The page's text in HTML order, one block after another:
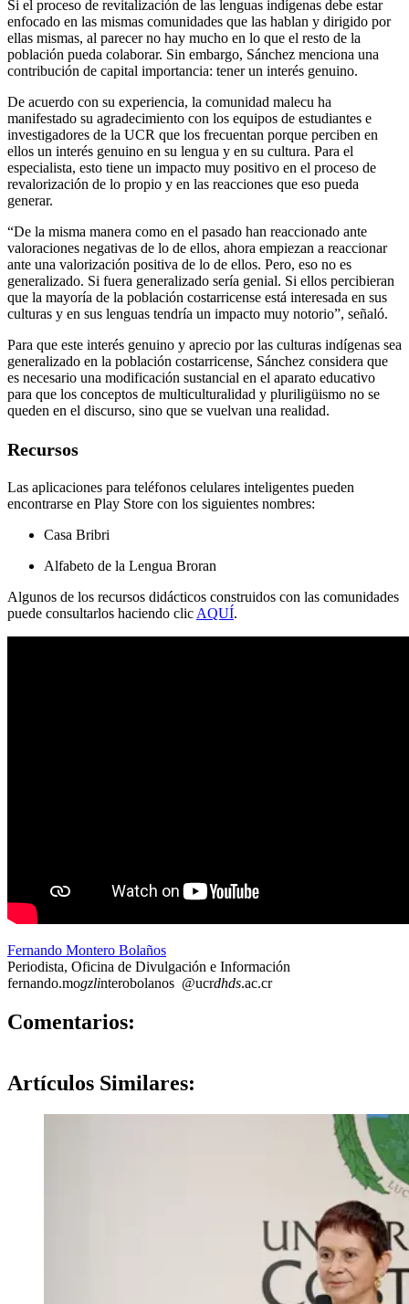
Si el proceso de revitalización de las lenguas indígenas debe estar
enfocado en las mismas comunidades que las hablan y dirigido por
ellas mismas, al parecer no hay mucho en lo que el resto de la
población pueda colaborar. Sin embargo, Sánchez menciona una
contribución de capital importancia: tener un interés genuino.
De acuerdo con su experiencia, la comunidad malecu ha
manifestado su agradecimiento con los equipos de estudiantes e
investigadores de la UCR que los frecuentan porque perciben en
ellos un interés genuino en su lengua y en su cultura. Para el
especialista, esto tiene un impacto muy positivo en el proceso de
revalorización de lo propio y en las reacciones que eso pueda
generar.
“De la misma manera como en el pasado han reaccionado ante
valoraciones negativas de lo de ellos, ahora empiezan a reaccionar
ante una valorización positiva de lo de ellos. Pero, eso no es
generalizado. Si fuera generalizado sería genial. Si ellos percibieran
que la mayoría de la población costarricense está interesada en sus
culturas y en sus lenguas tendría un impacto muy notorio”, señaló.
Para que este interés genuino y aprecio por las culturas indígenas sea
generalizado en la población costarricense, Sánchez considera que
es necesario una modificación sustancial en el aparato educativo
para que los conceptos de multiculturalidad y pluriligüismo no se
queden en el discurso, sino que se vuelvan una realidad.
Recursos
Las aplicaciones para teléfonos celulares inteligentes pueden
encontrarse en Play Store con los siguientes nombres:
Casa Bribri
Alfabeto de la Lengua Broran
Algunos de los recursos didácticos construidos con las comunidades
puede consultarlos haciendo clic AQUÍ.
Fernando Montero Bolaños
Periodista, Oficina de Divulgación e Información
fernando.mogzlinterobolanos @ucrdhds.ac.cr
Comentarios:
Artículos Similares: